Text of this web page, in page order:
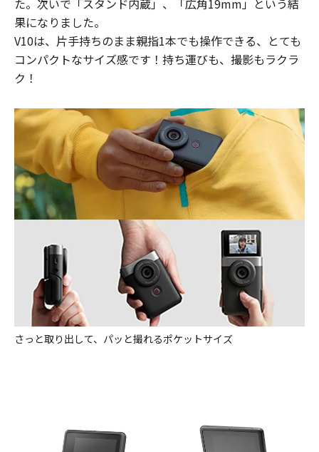
た。次いで「スタンド内蔵」、「広角19mm」という結
果になりました。
V10は、片手持ちのまま親指1本でも操作できる、とても
コンパクトなサイズ感です！持ち運びも、撮影もラクラ
ク！
さっと取り出して、パッと撮れるポケットサイズ